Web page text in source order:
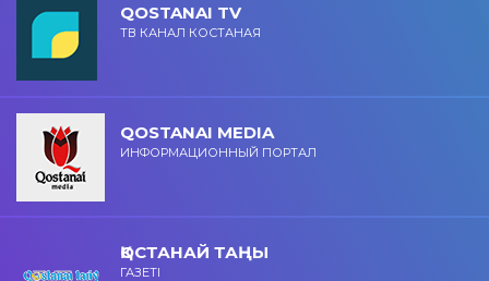
QOSTANAI TV
ТВ КАНАЛ КОСТАНАЯ
QOSTANAI MEDIA
ИНФОРМАЦИОННЫЙ ПОРТАЛ
ҚОСТАНАЙ ТАҢЫ
ГАЗЕТІ